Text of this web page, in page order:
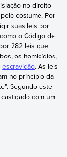
no direito
costume. Por
suas leis por
o Código de
282 leis que
os homicídios,
escravidão. As leis
no princípio da
Segundo este
com um